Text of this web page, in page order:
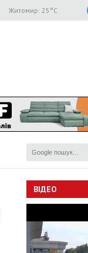
Житомир: 25 °C
ВІДЕО